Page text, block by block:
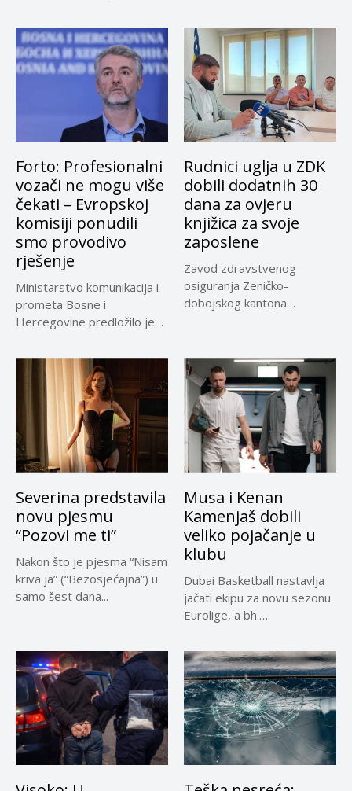
Forto: Profesionalni
vozači ne mogu više
čekati – Evropskoj
komisiji ponudili
smo provodivo
rješenje
Ministarstvo komunikacija i
prometa Bosne i
Hercegovine predložilo je
privremeno...
Rudnici uglja u ZDK
dobili dodatnih 30
dana za ovjeru
knjižica za svoje
zaposlene
Zavod zdravstvenog
osiguranja Zeničko-
dobojskog kantona
Severina predstavila
novu pjesmu
“Pozovi me ti”
Nakon što je pjesma “Nisam
kriva ja” (“Bezosjećajna”) u
samo šest dana...
Musa i Kenan
Kamenjaš dobili
veliko pojačanje u
klubu
Dubai Basketball nastavlja
jačati ekipu za novu sezonu
Eurolige, a bh.